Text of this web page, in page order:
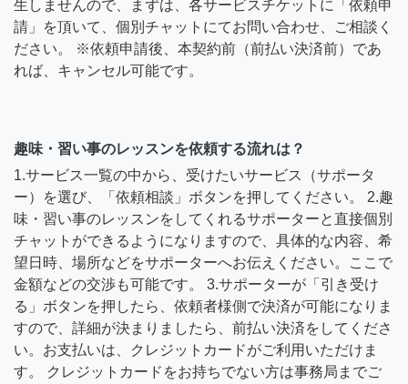
生しませんので、まずは、各サービスチケットに「依頼申
請」を頂いて、個別チャットにてお問い合わせ、ご相談く
ださい。 ※依頼申請後、本契約前（前払い決済前）であ
れば、キャンセル可能です。
趣味・習い事のレッスンを依頼する流れは？
1.サービス一覧の中から、受けたいサービス（サポータ
ー）を選び、「依頼相談」ボタンを押してください。 2.趣
味・習い事のレッスンをしてくれるサポーターと直接個別
チャットができるようになりますので、具体的な内容、希
望日時、場所などをサポーターへお伝えください。ここで
金額などの交渉も可能です。 3.サポーターが「引き受け
る」ボタンを押したら、依頼者様側で決済が可能になりま
すので、詳細が決まりましたら、前払い決済をしてくださ
い。お支払いは、クレジットカードがご利用いただけま
す。 クレジットカードをお持ちでない方は事務局までご